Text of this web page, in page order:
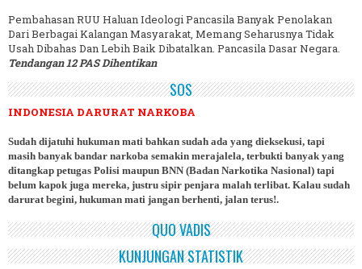
Pembahasan RUU Haluan Ideologi Pancasila Banyak Penolakan
Dari Berbagai Kalangan Masyarakat, Memang Seharusnya Tidak
Usah Dibahas Dan Lebih Baik Dibatalkan. Pancasila Dasar Negara.
Tendangan 12 PAS Dihentikan
SOS
INDONESIA DARURAT NARKOBA
Sudah dijatuhi hukuman mati bahkan sudah ada yang dieksekusi, tapi
masih banyak bandar narkoba semakin merajalela, terbukti banyak yang
ditangkap petugas Polisi maupun BNN (Badan Narkotika Nasional) tapi
belum kapok juga mereka, justru sipir penjara malah terlibat. Kalau sudah
darurat begini, hukuman mati jangan berhenti, jalan terus!.
QUO VADIS
KUNJUNGAN STATISTIK